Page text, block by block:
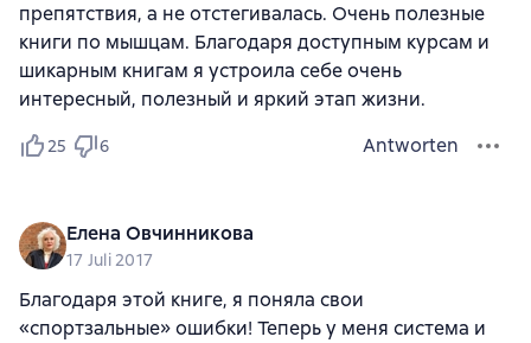
препятствия, а не отстегивалась. Очень полезные
книги по мышцам. Благодаря доступным курсам и
шикарным книгам я устроила себе очень
интересный, полезный и яркий этап жизни.
25 6 Antworten
Елена Овчинникова
17 Juli 2017
Благодаря этой книге, я поняла свои
«спортзальные» ошибки! Теперь у меня система и